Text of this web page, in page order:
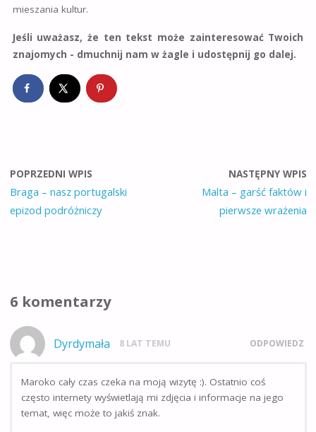
mieszania kultur.
Jeśli uważasz, że ten tekst może zainteresować Twoich
znajomych - dmuchnij nam w żagle i udostępnij go dalej.
POPRZEDNI WPIS
Braga – nasz portugalski
epizod podróżniczy
NASTĘPNY WPIS
Malta – garść faktów i
pierwsze wrażenia
6 komentarzy
Dyrdymała 8 LAT TEMU ODPOWIEDZ
Maroko cały czas czeka na moją wizytę :). Ostatnio coś
często internety wyświetlają mi zdjęcia i informacje na jego
temat, więc może to jakiś znak.